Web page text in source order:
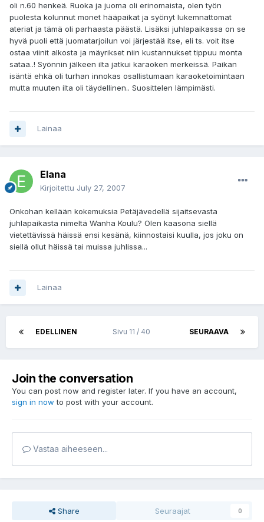
oli n.60 henkeä. Ruoka ja juoma oli erinomaista, olen työn
puolesta kolunnut monet hääpaikat ja syönyt lukemnattomat
ateriat ja tämä oli parhaasta päästä. Lisäksi juhlapaikassa on se
hyvä puoli että juomatarjoilun voi järjestää itse, eli ts. voit itse
ostaa viinit alkosta ja mäyrikset niin kustannukset tippuu monta
sataa..! Syönnin jälkeen ilta jatkui karaoken merkeissä. Paikan
isäntä ehkä oli turhan innokas osallistumaan karaoketoimintaan
mutta muuten ilta oli täydellinen.. Suosittelen lämpimästi.
Lainaa
Elana
Kirjoitettu July 27, 2007
Onkohan kellään kokemuksia Petäjävedellä sijaitsevasta
juhlapaikasta nimeltä Wanha Koulu? Olen kaasona siellä
vietettävissä häissä ensi kesänä, kiinnostaisi kuulla, jos joku on
siellä ollut häissä tai muissa juhlissa...
Lainaa
EDELLINEN SEURAAVA
Sivu 11 / 40
Join the conversation
You can post now and register later. If you have an account,
sign in now to post with your account.
Vastaa aiheeseen...
Share Seuraajat 0